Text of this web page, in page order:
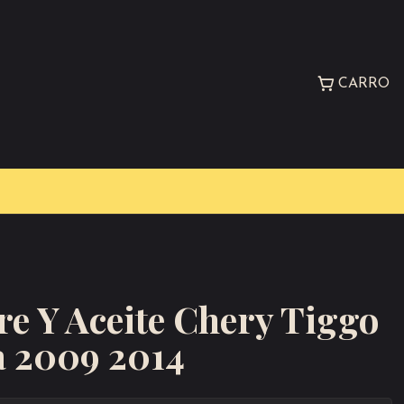
CARRO
Y Aceite Chery Tiggo
2009 2014